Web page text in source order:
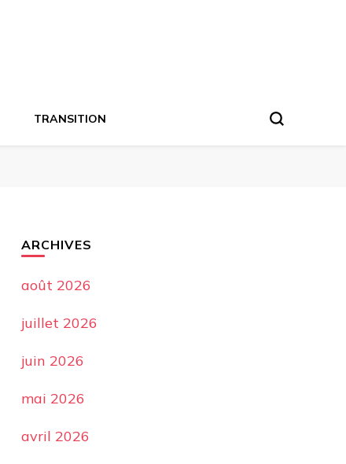
TRANSITION
ARCHIVES
août 2026
juillet 2026
juin 2026
mai 2026
avril 2026